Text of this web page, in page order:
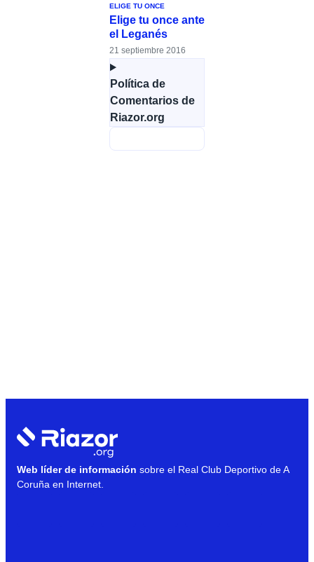
ELIGE TU ONCE
Elige tu once ante
el Leganés
21 septiembre 2016
Política de
Comentarios de
Riazor.org
Web líder de información sobre el Real Club Deportivo de A
Coruña en Internet.